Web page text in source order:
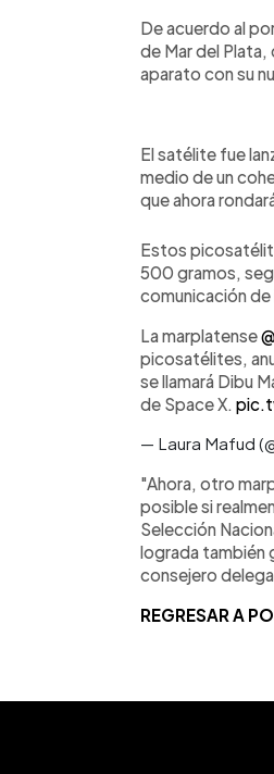
De acuerdo al
de Mar del
aparato con su
El satélite fue
medio de un
que ahora
Estos
500 gramos,
comunicación
La marplatense
picosatélites,
se llamará Dibu
de Space X.
— Laura Mafud
"Ahora, otro
posible si
Selección
lograda también
consejero
REGRESAR A